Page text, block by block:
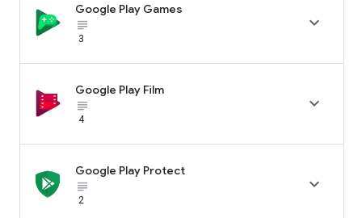
Google Play Games
subject_black
3

Google Play Film
subject_black
4

Google Play Protect
subject_black
2
